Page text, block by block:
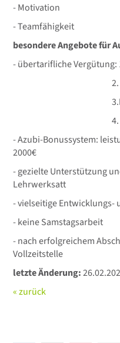
- Motivation
- Teamfähigkeit
besondere Angebote für
- übertarifliche Vergütung:
2.
3.Lehrjahr
4.
- Azubi-Bonussystem:
2000€
- gezielte Unterstützung
Lehrwerksatt
- vielseitige
- keine Samstagsarbeit
- nach erfolgreichem
Vollzeitstelle
letzte Änderung:
« zurück